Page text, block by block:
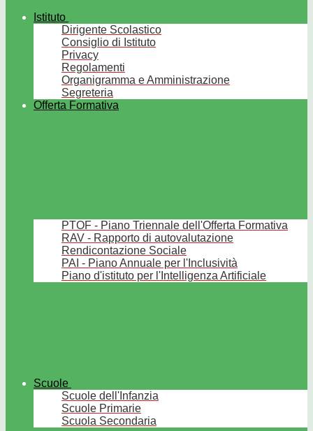
Istituto
Dirigente Scolastico
Consiglio di Istituto
Privacy
Regolamenti
Organigramma e Amministrazione
Segreteria
Offerta Formativa
PTOF - Piano Triennale dell'Offerta Formativa
RAV - Rapporto di autovalutazione
Rendicontazione Sociale
PAI - Piano Annuale per l'Inclusività
Piano d'istituto per l'Intelligenza Artificiale
Scuole
Scuole dell'Infanzia
Scuole Primarie
Scuola Secondaria